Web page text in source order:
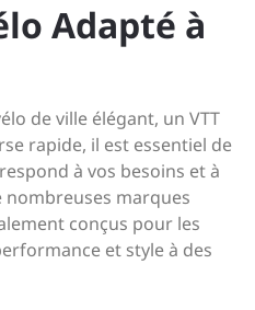
Adapté à
de ville élégant, un VTT
rapide, il est essentiel de
à vos besoins et à
marques
conçus pour les
et style à des